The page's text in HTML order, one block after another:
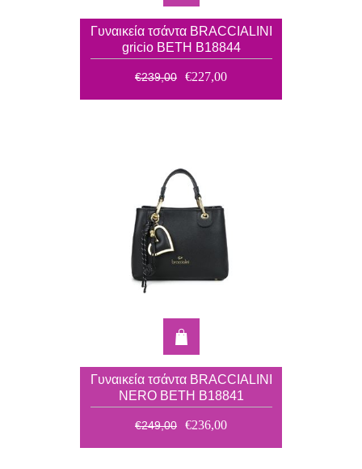
Γυναικεία τσάντα BRACCIALINI
gricio BETH B18844
€239,00 €227,00
Γυναικεία τσάντα BRACCIALINI
NERO BETH B18841
€249,00 €236,00